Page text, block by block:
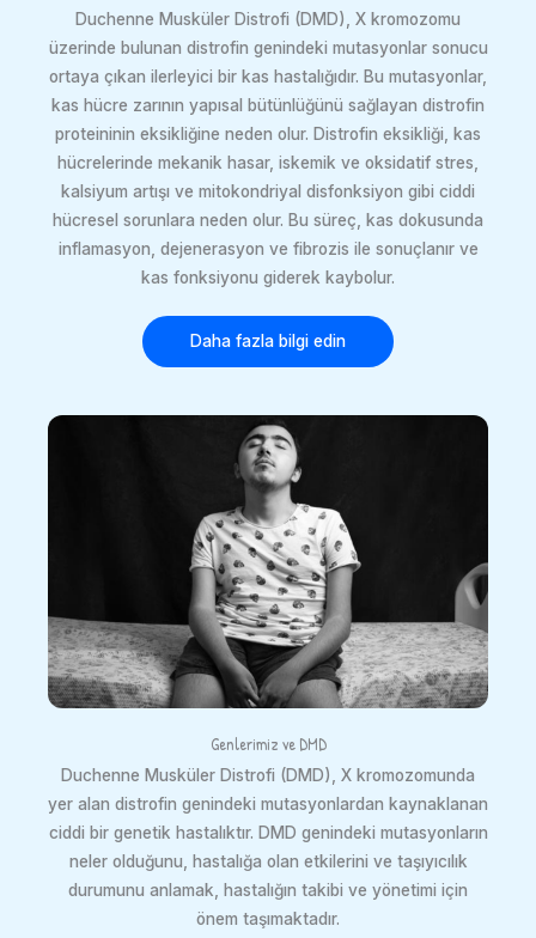
Duchenne Musküler Distrofi (DMD), X kromozomu
üzerinde bulunan distrofin genindeki mutasyonlar sonucu
ortaya çıkan ilerleyici bir kas hastalığıdır. Bu mutasyonlar,
kas hücre zarının yapısal bütünlüğünü sağlayan distrofin
proteininin eksikliğine neden olur. Distrofin eksikliği, kas
hücrelerinde mekanik hasar, iskemik ve oksidatif stres,
kalsiyum artışı ve mitokondriyal disfonksiyon gibi ciddi
hücresel sorunlara neden olur. Bu süreç, kas dokusunda
inflamasyon, dejenerasyon ve fibrozis ile sonuçlanır ve
kas fonksiyonu giderek kaybolur.
Daha fazla bilgi edin
Genlerimiz ve DMD
Duchenne Musküler Distrofi (DMD), X kromozomunda
yer alan distrofin genindeki mutasyonlardan kaynaklanan
ciddi bir genetik hastalıktır. DMD genindeki mutasyonların
neler olduğunu, hastalığa olan etkilerini ve taşıyıcılık
durumunu anlamak, hastalığın takibi ve yönetimi için
önem taşımaktadır.